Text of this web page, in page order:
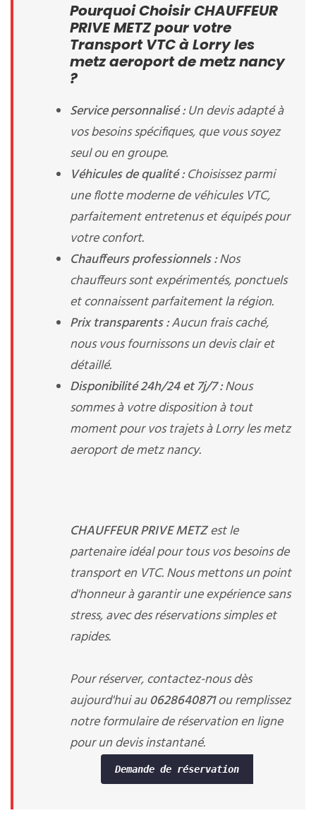
Pourquoi Choisir CHAUFFEUR
PRIVE METZ pour votre
Transport VTC à Lorry les
metz aeroport de metz nancy
?
Service personnalisé :Un devis adapté à
vos besoins spécifiques, que vous soyez
seul ou en groupe.
Véhicules de qualité :Choisissez parmi
une flotte moderne de véhicules VTC,
parfaitement entretenus et équipés pour
votre confort.
Chauffeurs professionnels :Nos
chauffeurs sont expérimentés, ponctuels
et connaissent parfaitement la région.
Prix transparents :Aucun frais caché,
nous vous fournissons un devis clair et
détaillé.
Disponibilité 24h/24 et 7j/7 :Nous
sommes à votre disposition à tout
moment pour vos trajets à Lorry les metz
aeroport de metz nancy.
CHAUFFEUR PRIVE METZest le
partenaire idéal pour tous vos besoins de
transport en VTC. Nous mettons un point
d'honneur à garantir une expérience sans
stress, avec des réservations simples et
rapides.
Pour réserver, contactez-nous dès
aujourd'hui au0628640871ou remplissez
notre formulaire de réservation en ligne
pour un devis instantané.
Demande de réservation